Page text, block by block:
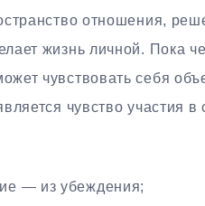
отношения,
жизнь личной. Пока
чувствовать себя
чувство участия в
— из убеждения;